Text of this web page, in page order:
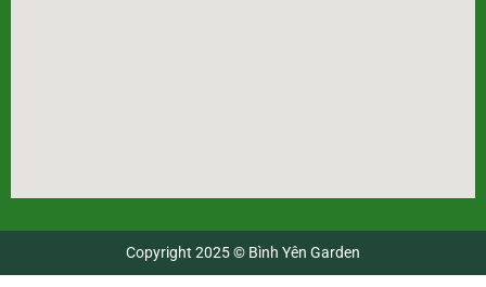
Copyright 2025 © Bình Yên Garden